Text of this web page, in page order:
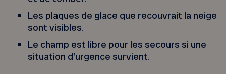
Les plaques de glace que recouvrait la neige
sont visibles.
Le champ est libre pour les secours si une
situation d’urgence survient.